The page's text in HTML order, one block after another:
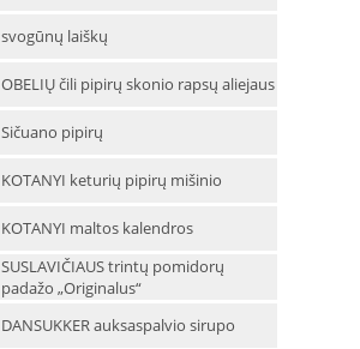
svogūnų laiškų
OBELIŲ čili pipirų skonio rapsų aliejaus
Sičuano pipirų
KOTANYI keturių pipirų mišinio
KOTANYI maltos kalendros
SUSLAVIČIAUS trintų pomidorų
padažo „Originalus“
DANSUKKER auksaspalvio sirupo